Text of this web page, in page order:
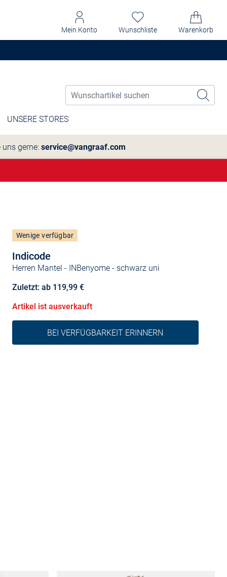
Mein Konto Wunschliste Warenkorb
UNSERE STORES
gerne: service@vangraaf.com
Indicode
Herren Mantel - INBenyome- schwarz uni
Wenige verfügbar
Zuletzt: ab 119,99 €
Artikel ist ausverkauft
BEI VERFÜGBARKEIT ERINNERN